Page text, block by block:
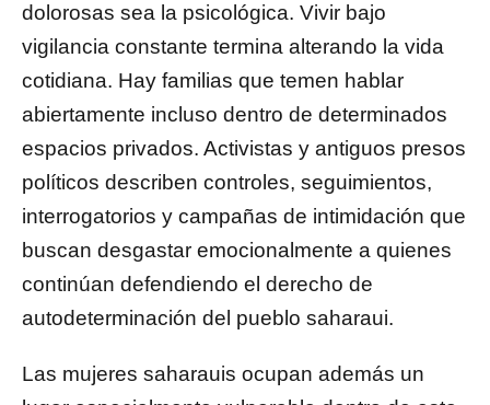
dolorosas sea la psicológica. Vivir bajo
vigilancia constante termina alterando la vida
cotidiana. Hay familias que temen hablar
abiertamente incluso dentro de determinados
espacios privados. Activistas y antiguos presos
políticos describen controles, seguimientos,
interrogatorios y campañas de intimidación que
buscan desgastar emocionalmente a quienes
continúan defendiendo el derecho de
autodeterminación del pueblo saharaui.
Las mujeres saharauis ocupan además un